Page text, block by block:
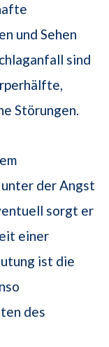
und Sehen
sind
Störungen.
der Angst
sorgt er
einer
ist die
des